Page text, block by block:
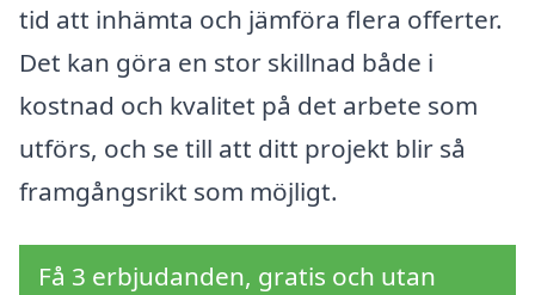
tid att inhämta och jämföra flera offerter.
Det kan göra en stor skillnad både i
kostnad och kvalitet på det arbete som
utförs, och se till att ditt projekt blir så
framgångsrikt som möjligt.
Få 3 erbjudanden, gratis och utan